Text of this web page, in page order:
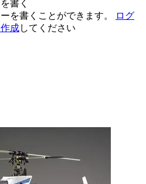
書く
を書くことができます。
ログ
成してください